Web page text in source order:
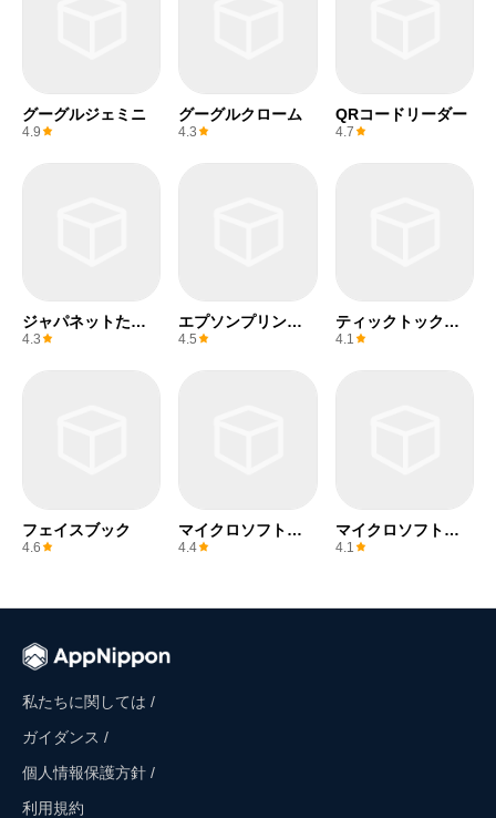
グーグルジェミニ
4.9
グーグルクローム
4.3
QRコードリーダー
4.7
ジャパネットたか
た
4.3
エプソンプリンタ
ー
4.5
ティックトックラ
イト
4.1
フェイスブック
4.6
マイクロソフトエ
クセル
4.4
マイクロソフトワ
ード
4.1
私たちに関しては /
ガイダンス /
個人情報保護方針 /
利用規約